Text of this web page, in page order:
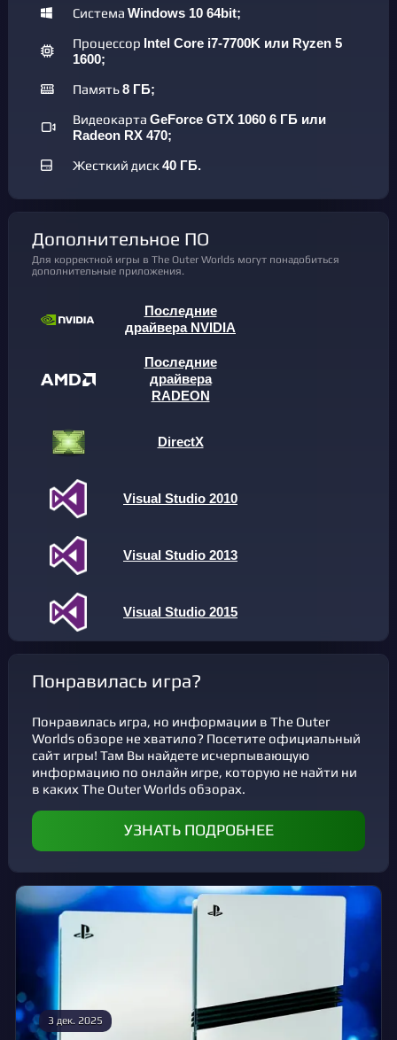
Система Windows 10 64bit;
Процессор Intel Core i7-7700K или Ryzen 5
1600;
Память8 ГБ;
Видеокарта GeForce GTX 1060 6 ГБ или
Radeon RX 470;
Жесткий диск40 ГБ.
Дополнительное ПО
Для корректной игры в The Outer Worlds могут понадобиться
дополнительные приложения.
Последние
драйвера NVIDIA
Последние
драйвера
RADEON
DirectX
Visual Studio 2010
Visual Studio 2013
Visual Studio 2015
Понравилась игра?
Понравилась игра, но информации в The Outer
Worlds обзоре не хватило? Посетите официальный
сайт игры! Там Вы найдете исчерпывающую
информацию по онлайн игре, которую не найти ни
в каких The Outer Worlds обзорах.
УЗНАТЬ ПОДРОБНЕЕ
3 дек. 2025